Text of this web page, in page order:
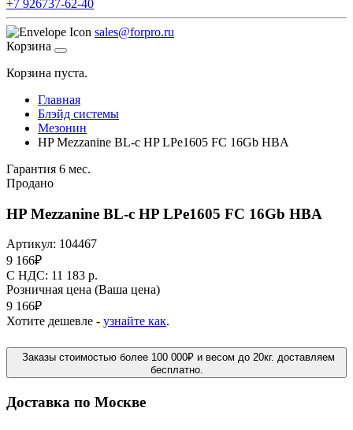
+7 926737-62-40
sales@forpro.ru
Корзина
Корзина пуста.
Главная
Блэйд системы
Мезонин
HP Mezzanine BL-c HP LPe1605 FC 16Gb HBA
Гарантия 6 мес.
Продано
HP Mezzanine BL-c HP LPe1605 FC 16Gb HBA
Артикул: 104467
9 166₽
C НДС: 11 183 р.
Розничная цена (Ваша цена)
9 166₽
Хотите дешевле - узнайте как.
Заказы стоимостью более 100 000₽ и весом до 20кг. доставляем
бесплатно.
Доставка по Москве